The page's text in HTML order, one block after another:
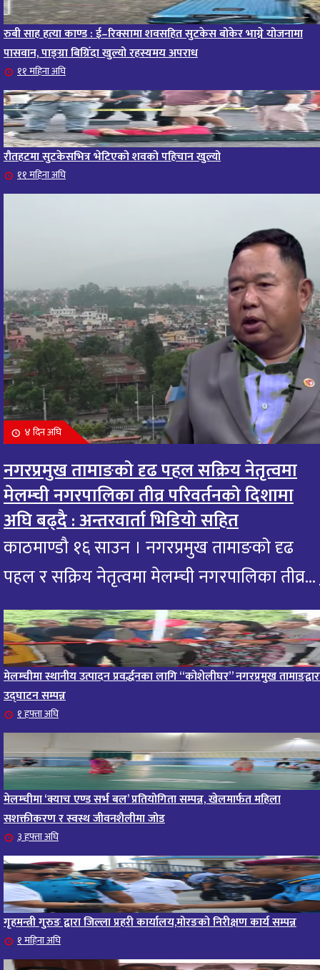
रुबी साह हत्या काण्ड : ई–रिक्सामा शवसहित सुटकेस बोकेर भाग्ने योजनामा
पासवान, पाङ्ग्रा बिग्रिँदा खुल्यो रहस्यमय अपराध
११ महिना अघि
रौतहटमा सुटकेसभित्र भेटिएको शवको पहिचान खुल्यो
११ महिना अघि
४ दिन अघि
नगरप्रमुख तामाङको दृढ पहल सक्रिय नेतृत्वमा
मेलम्ची नगरपालिका तीव्र परिवर्तनको दिशामा
अघि बढ्दै : अन्तरवार्ता भिडियो सहित
काठमाण्डौ १६ साउन । नगरप्रमुख तामाङको दृढ
पहल र सक्रिय नेतृत्वमा मेलम्ची नगरपालिका तीव्र...
मेलम्चीमा स्थानीय उत्पादन प्रवर्द्धनका लागि “कोशेलीघर” नगरप्रमुख
उद्घाटन सम्पन्न
१ हफ्ता अघि
मेलम्चीमा ‘क्याच एण्ड सर्भ बल’ प्रतियोगिता सम्पन्न, खेलमार्फत महिला
सशक्तीकरण र स्वस्थ जीवनशैलीमा जोड
३ हफ्ता अघि
गृहमन्त्री गुरुङ द्वारा जिल्ला प्रहरी कार्यालय,मोरङको निरीक्षण कार्य सम्पन्न
१ महिना अघि